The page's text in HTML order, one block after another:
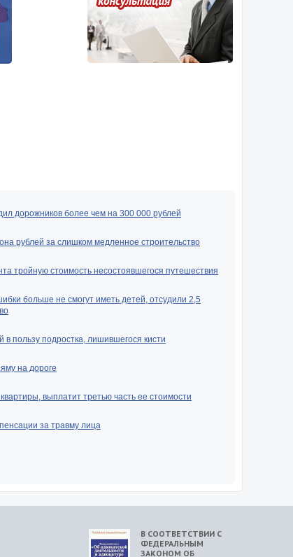
дорожников более чем на 300 000 рублей
рублей за слишком медленное строительство
тройную стоимость несостоявшегося путешествия
больше не смогут иметь детей, отсудили 2,5
пользу подростка, лишившегося кисти
на дороге
выплатит третью часть ее стоимости
за травму лица
В СООТВЕТСТВИИ С
ФЕДЕРАЛЬНЫМ
ЗАКОНОМ ОБ